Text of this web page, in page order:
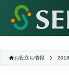
お役立ち情報